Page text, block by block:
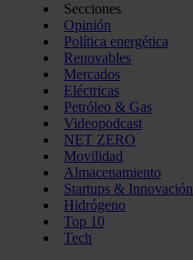
Secciones
Opinión
Política energética
Renovables
Mercados
Eléctricas
Petróleo & Gas
Videopodcast
NET ZERO
Movilidad
Almacenamiento
Startups & Innovación
Hidrógeno
Top 10
Tech